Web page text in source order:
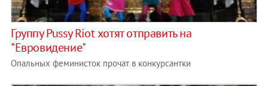
Группу Pussy Riot хотят отправить на
"Евровидение"
Опальных феминисток прочат в конкурсантки